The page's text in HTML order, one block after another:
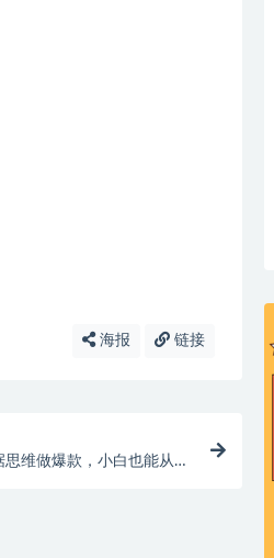
海报 链接
思维做爆款，小白也能从0-